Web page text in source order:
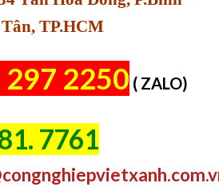
TP.HCM
297 2250 ( ZALO)
7761